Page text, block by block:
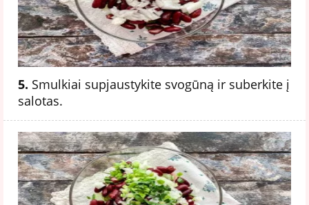
5. Smulkiai supjaustykite svogūną ir suberkite į
salotas.